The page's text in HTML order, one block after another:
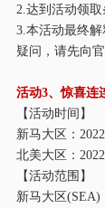
2.达到活动领
3.本活动最终
疑问，请先向
活动3、惊喜连
【活动时间】
新马大区：
北美大区：
【活动范围】
新马大区(SEA)